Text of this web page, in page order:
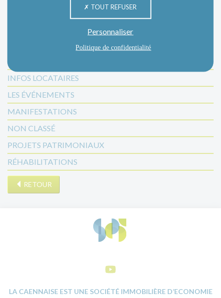
INFOS LOCATAIRES
LES ÉVÉNEMENTS
MANIFESTATIONS
NON CLASSÉ
PROJETS PATRIMONIAUX
RÉHABILITATIONS
RETOUR
LA CAENNAISE EST UNE SOCIÉTÉ IMMOBILIÈRE D’ECONOMIE
TOUT REFUSER
Personnaliser
Politique de confidentialité